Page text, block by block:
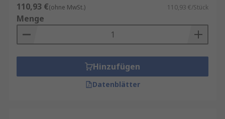
110,93 €(ohne MwSt.) 110,93 €/Stück
Menge
Hinzufügen
Datenblätter